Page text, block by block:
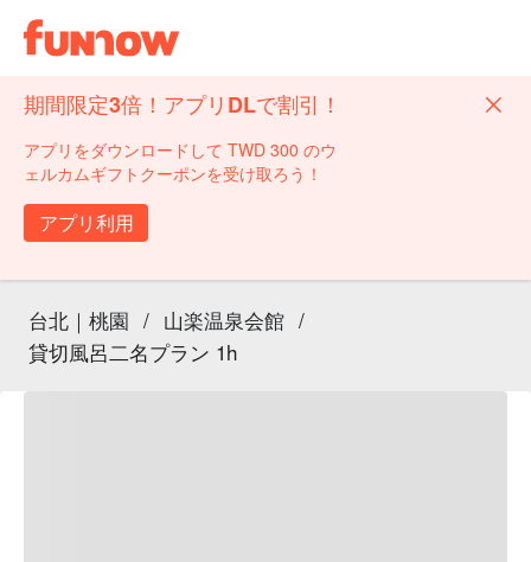
期間限定3倍！アプリDLで割引！
アプリをダウンロードして TWD 300 のウ
ェルカムギフトクーポンを受け取ろう！
アプリ利用
台北｜桃園 / 山楽温泉会館 /
貸切風呂二名プラン 1h